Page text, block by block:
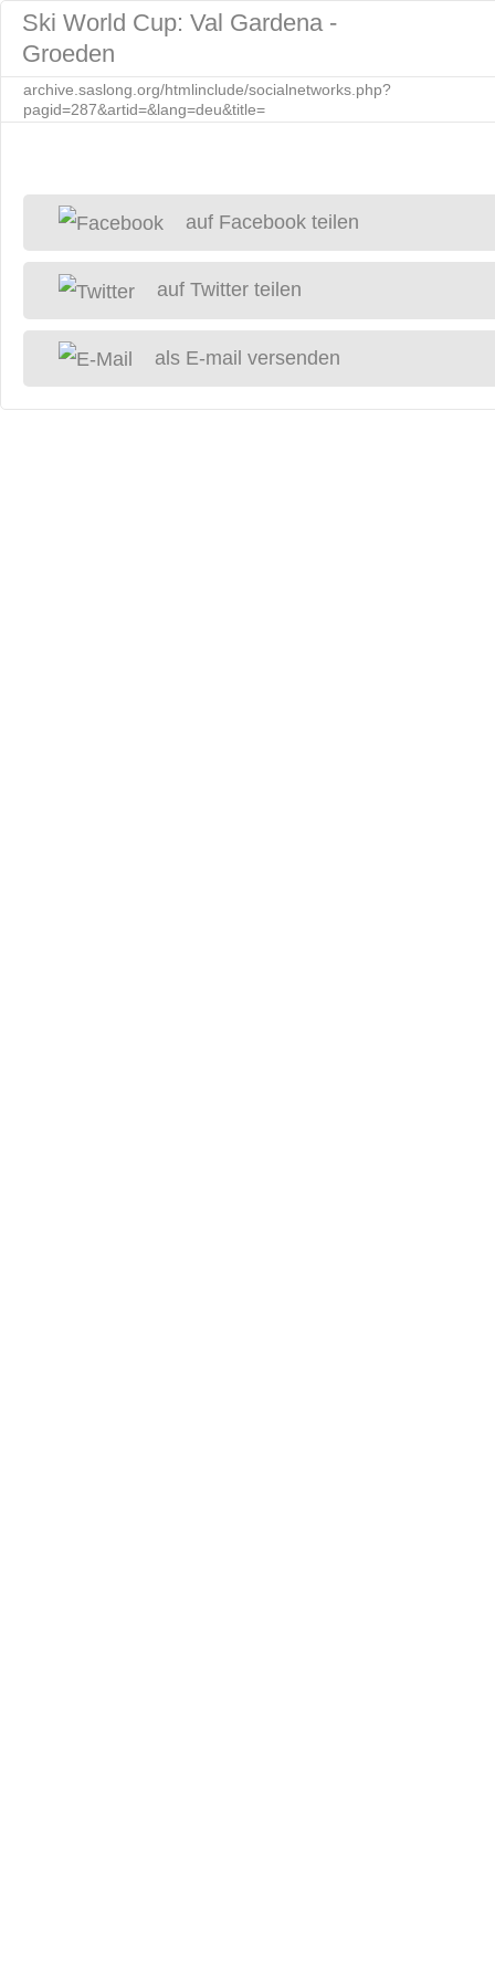
Ski World Cup: Val Gardena -
Groeden
archive.saslong.org/htmlinclude/socialnetworks.php?
pagid=287&artid=&lang=deu&title=
auf Facebook teilen
auf Twitter teilen
als E-mail versenden